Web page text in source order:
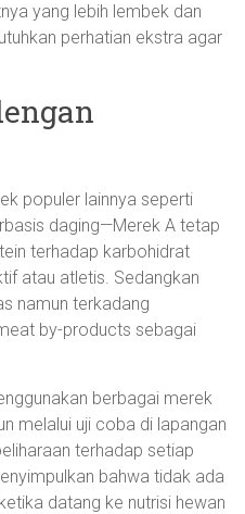
yang lebih lembek dan
perhatian ekstra agar
populer lainnya seperti
daging—Merek A tetap
terhadap karbohidrat
atau atletis. Sedangkan
namun terkadang
by-products sebagai
berbagai merek
melalui uji coba di lapangan
terhadap setiap
bahwa tidak ada
datang ke nutrisi hewan